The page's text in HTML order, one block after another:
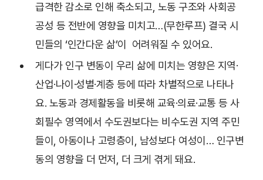
급격한 감소로 인해 축소되고, 노동 구조와 사회공
공성 등 전반에 영향을 미치고…(무한루프) 결국 시
민들의 ‘인간다운 삶’이 어려워질 수 있어요.
게다가 인구 변동이 우리 삶에 미치는 영향은 지역·
산업·나이·성별·계층 등에 따라 차별적으로 나타나
요. 노동과 경제활동을 비롯해 교육·의료·교통 등 사
회필수 영역에서 수도권보다는 비수도권 지역 주민
들이, 아동이나 고령층이, 남성보다 여성이… 인구변
동의 영향을 더 먼저, 더 크게 겪게 돼요.